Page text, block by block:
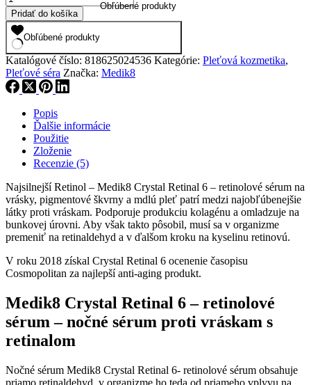
Pridať do košíka
Obľúbené produkty
Obľúbené produkty
Katalógové číslo: 818625024536 Kategórie: Pleťová kozmetika,
Pleťové séra Značka: Medik8
Popis
Ďalšie informácie
Použitie
Zloženie
Recenzie (5)
Najsilnejší Retinol – Medik8 Crystal Retinal 6 – retinolové sérum na
vrásky, pigmentové škvrny a mdlú pleť patrí medzi najobľúbenejšie
látky proti vráskam. Podporuje produkciu kolagénu a omladzuje na
bunkovej úrovni. Aby však takto pôsobil, musí sa v organizme
premeniť na retinaldehyd a v ďalšom kroku na kyselinu retinovú.
V roku 2018 získal Crystal Retinal 6 ocenenie časopisu
Cosmopolitan za najlepší anti-aging produkt.
Medik8 Crystal Retinal 6 – retinolové
sérum – nočné sérum proti vráskam s
retinalom
Nočné sérum Medik8 Crystal Retinal 6- retinolové sérum obsahuje
priamo retinaldehyd, v organizme ho teda od priameho vplyvu na